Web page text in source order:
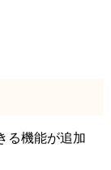
る機能が追加